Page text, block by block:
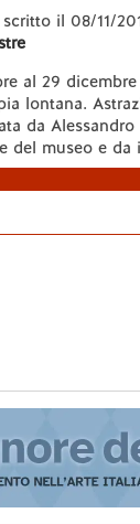
scritto il 08/11/
al 29
lontana.
da
del museo e da